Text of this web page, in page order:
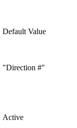
Default Value
"Direction #"
Active